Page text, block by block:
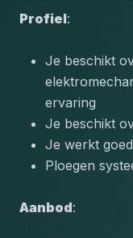
Profiel:
Je beschikt
ervaring
Je beschikt
Je werkt
Ploegen
Aanbod: